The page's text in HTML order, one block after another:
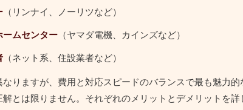
（リンナイ、ノーリツなど）
ムセンター （ヤマダ電機、カインズなど）
（ネット系、住設業者など）
りますが、 費用と対応スピードのバランスで最も魅力的
とは限りません。それぞれのメリットとデメリットを詳